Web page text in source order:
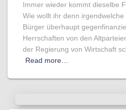
Immer wieder kommt dieselbe
Wie wollt ihr denn
Bürger überhaupt
Herrschaften von den
der Regierung von Wirtschaft
Read more…